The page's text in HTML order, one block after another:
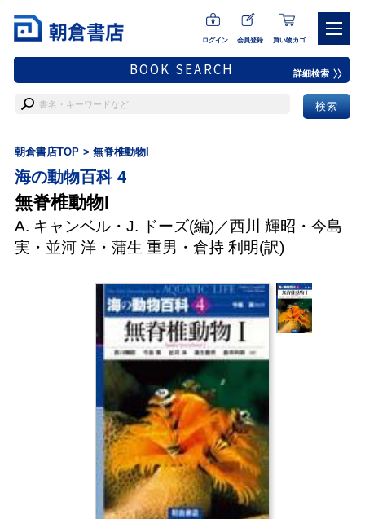
ログイン 会員登録 買い物カゴ
BOOK SEARCH 詳細検索
朝倉書店TOP 無脊椎動物I
海の動物百科 4
無脊椎動物I
A. キャンベル・ J. ドーズ(編)／西川 輝昭 ・ 今島
実 ・ 並河 洋・ 蒲生 重男 ・ 倉持 利明(訳)